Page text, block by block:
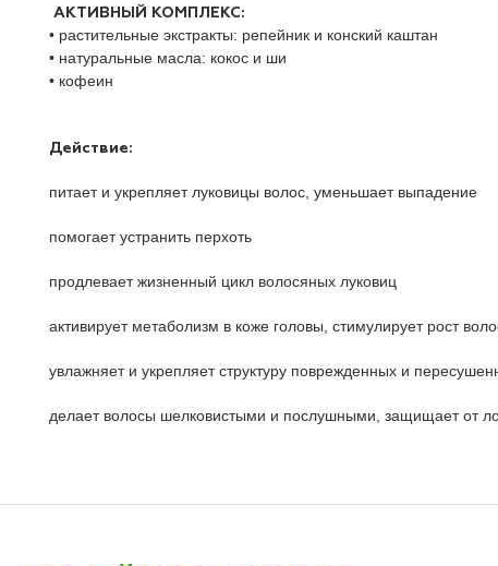
АКТИВНЫЙ КОМПЛЕКС:
• растительные экстракты: репейник и конский каштан
•натуральные масла: кокос и ши
•кофеин
Действие:
питает и укрепляет луковицы волос, уменьшает выпадение
помогает устранить перхоть
продлевает жизненный цикл волосяных луковиц
активирует метаболизм в коже головы, стимулирует рост
увлажняет и укрепляет структуру поврежденных и
делает волосы шелковистыми и послушными, защищает от